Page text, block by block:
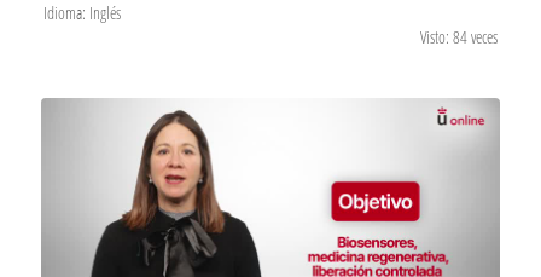
Idioma: Inglés
Visto: 84 veces